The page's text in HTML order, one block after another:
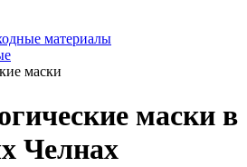
материалы
маски
маски в
Челнах